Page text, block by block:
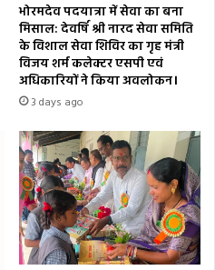
भोरमदेव पदयात्रा में सेवा का बना
मिसाल: देवर्षि श्री नारद सेवा समिति
के विशाल सेवा शिविर का गृह मंत्री
विजय शर्म कलेक्टर एसपी एवं
अधिकारियों ने किया अवलोकन।
3 days ago